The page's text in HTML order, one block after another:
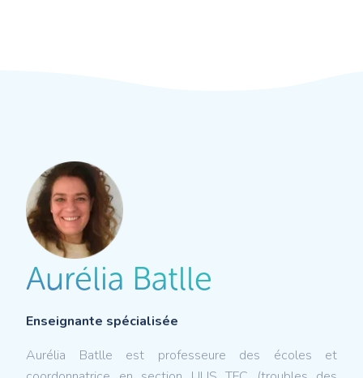
Aurélia Batlle
Enseignante spécialisée
Aurélia Batlle est professeure des écoles et